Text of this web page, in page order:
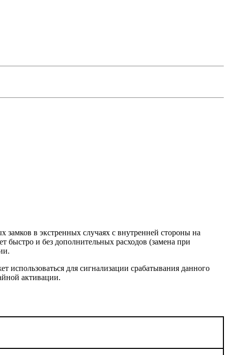
замков в экстренных случаях с внутренней стороны на
быстро и без дополнительных расходов (замена при
использоваться для сигнализации срабатывания данного
активации.